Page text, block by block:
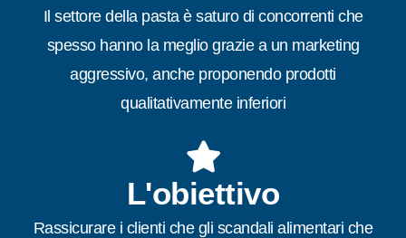
Il settore della pasta è saturo di concorrenti che
spesso hanno la meglio grazie a un marketing
aggressivo, anche proponendo prodotti
qualitativamente inferiori
L'obiettivo
Rassicurare i clienti che gli scandali alimentari che